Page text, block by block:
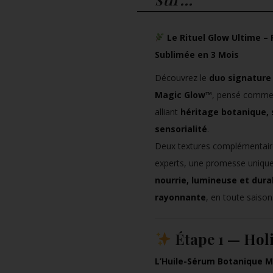
Le Rituel Glow Ultime –
Sublimée en 3 Mois
Découvrez le duo signature
Magic Glow™, pensé
alliant héritage botanique,
sensorialité.
Deux textures
experts, une promesse
nourrie, lumineuse et
rayonnante, en toute
Étape 1 —
L’Huile-Sérum Botanique